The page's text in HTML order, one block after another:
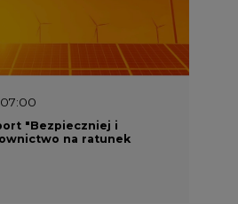
"Bezpieczniej i
na ratunek